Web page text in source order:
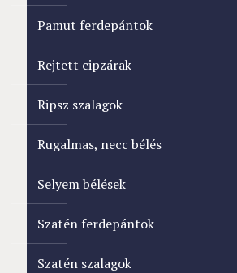
Pamut ferdepántok
Rejtett cipzárak
Ripsz szalagok
Rugalmas, necc bélés
Selyem bélések
Szatén ferdepántok
Szatén szalagok